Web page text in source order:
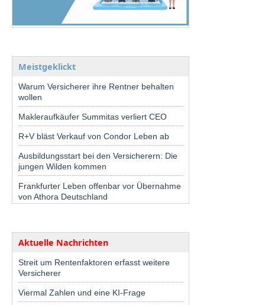
Meistgeklickt
Warum Versicherer ihre Rentner behalten
wollen
Makleraufkäufer Summitas verliert CEO
R+V bläst Verkauf von Condor Leben ab
Ausbildungsstart bei den Versicherern: Die
jungen Wilden kommen
Frankfurter Leben offenbar vor Übernahme
von Athora Deutschland
Aktuelle Nachrichten
Streit um Rentenfaktoren erfasst weitere
Versicherer
Viermal Zahlen und eine KI-Frage